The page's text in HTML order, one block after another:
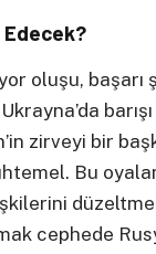
oluşu, başarı
zirveyi bir
Bu
cephede